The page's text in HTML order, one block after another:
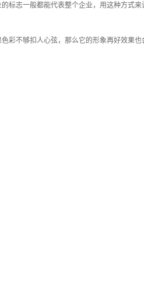
标志一般都能代表整个企业，用这种方式
不够扣人心弦，那么它的形象再好效果也